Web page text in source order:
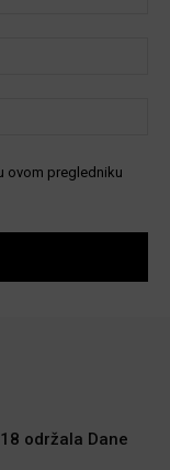
ovom pregledniku
održala Dane